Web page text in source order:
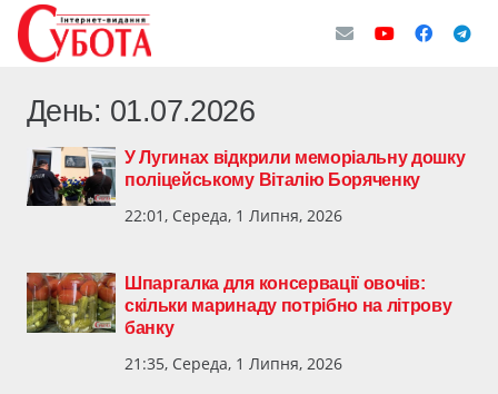
День: 01.07.2026
У Лугинах відкрили меморіальну дошку
поліцейському Віталію Боряченку
22:01, Середа, 1 Липня, 2026
Шпаргалка для консервації овочів:
скільки маринаду потрібно на літрову
банку
21:35, Середа, 1 Липня, 2026